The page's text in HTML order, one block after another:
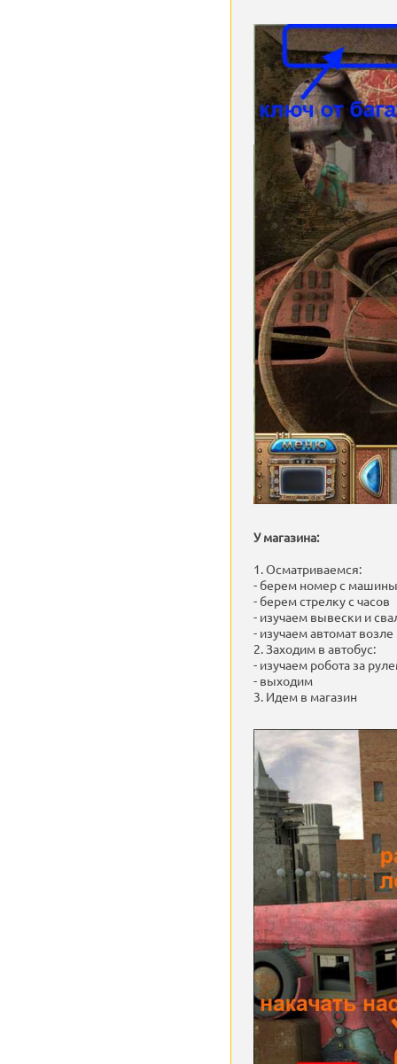
У магазина:
1. Осматриваемся:
- берем номер с машины
- берем стрелку с часов
- изучаем вывески и
- изучаем автомат
2. Заходим в автобус:
- изучаем робота за
- выходим
3. Идем в магазин